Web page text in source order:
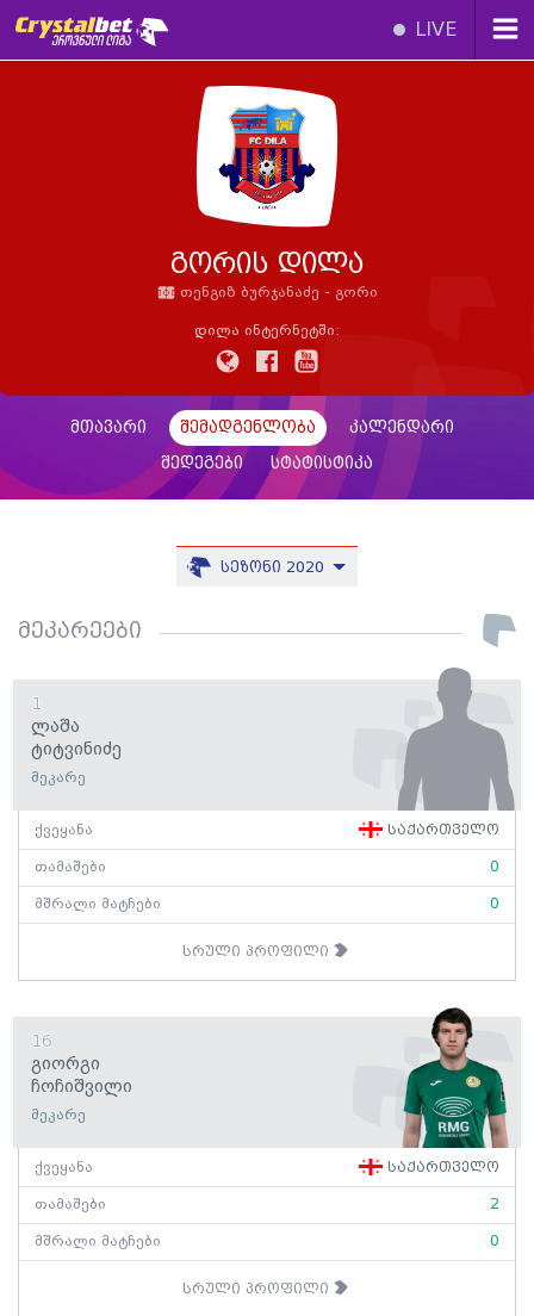
LIVE
გორის დილა
თენგიზ ბურჯანაძე - გორი
დილა ინტერნეტში:
მთავარი შემადგენლობა
კალენდარი
შედეგები
სტატისტიკა
სეზონი 2020
მეკარეები
1
Ლაშა
Ტიტვინიძე
მეკარე
ქვეყანა საქართველო
თამაშები 0
მშრალი მატჩები 0
სრული პროფილი
16
Გიორგი
Ჩოჩიშვილი
მეკარე
ქვეყანა საქართველო
თამაშები 2
მშრალი მატჩები 0
სრული პროფილი